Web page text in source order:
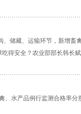
藏、运输环节，新增畜
障吃得安全？农业部部
产品例行监测合格率分别